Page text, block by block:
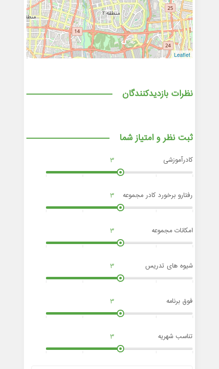
Leaflet
نظرات بازدیدکنندگان
ثبت نظر و امتیاز شما
کادرآموزشی 3
رفتارو برخورد کادر مجموعه 3
امکانات مجموعه 3
شیوه های تدریس 3
فوق برنامه 3
تناسب شهریه 3